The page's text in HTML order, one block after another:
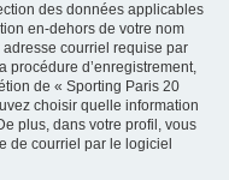
des données applicables
en-dehors de votre nom
adresse courriel requise par
procédure d’enregistrement,
de « Sporting Paris 20
choisir quelle information
plus, dans votre profil, vous
de courriel par le logiciel